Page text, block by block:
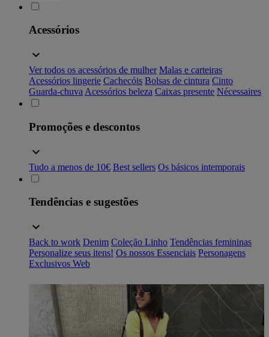
Acessórios
Ver todos os acessórios de mulher Malas e carteiras
Acessórios lingerie Cachecóis Bolsas de cintura Cinto
Guarda-chuva Acessórios beleza Caixas presente Nécessaires
Promoções e descontos
Tudo a menos de 10€ Best sellers Os básicos intemporais
Tendências e sugestões
Back to work Denim Coleção Linho Tendências femininas
Personalize seus itens! Os nossos Essenciais Personagens
Exclusivos Web